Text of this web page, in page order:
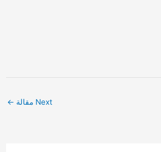
Next مقالة ←